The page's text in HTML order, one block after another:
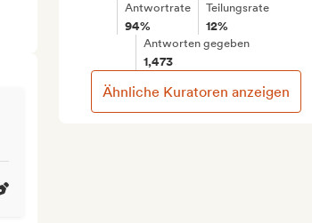
Antwortrate
94%
Teilungsrate
12%
Antworten gegeben
1,473
Ähnliche Kuratoren anzeigen